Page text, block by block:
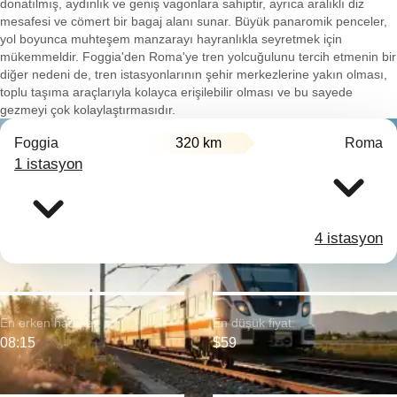
donatılmış, aydınlık ve geniş vagonlara sahiptir, ayrıca aralıklı diz
mesafesi ve cömert bir bagaj alanı sunar. Büyük panaromik penceler,
yol boyunca muhteşem manzarayı hayranlıkla seyretmek için
mükemmeldir. Foggia'den Roma'ye tren yolcuğulunu tercih etmenin bir
diğer nedeni de, tren istasyonlarının şehir merkezlerine yakın olması,
toplu taşıma araçlarıyla kolayca erişilebilir olması ve bu sayede
gezmeyi çok kolaylaştırmasıdır.
Foggia 320 km Roma
1 istasyon
4 istasyon
En erken hareket:
08:15
En düşük fiyat:
$59